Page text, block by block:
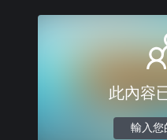
此內容
輸入您